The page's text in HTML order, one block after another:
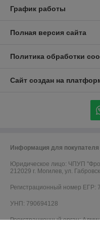
График работы
Полная версия сайта
Политика обработки
Сайт создан на
Информация для покупателя
Юридическое лицо: ЧПУП
212029 г. Могилев, ул.
Регистрационный номер ЕГР:
УНП: 790694128
Регистрационный орган: